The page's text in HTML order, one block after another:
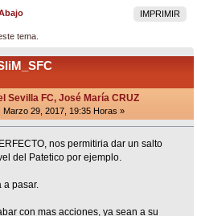
IMPRIMIR
tema.
Sevilla FC, José María CRUZ
Marzo 29, 2017, 19:35 Horas »
nos permitiria dar un salto
del Patetico por ejemplo.
pasar.
con mas acciones, ya sean a su